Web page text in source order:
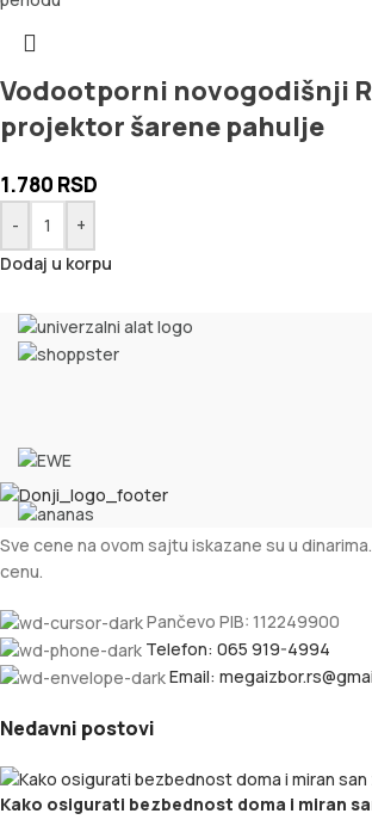
Vodootporni novogodišnji
projektor šarene pahulje
1.780 RSD
-
+
Dodaj u korpu
Sve cene na ovom sajtu iskazane su u
cenu.
Pančevo PIB: 112249900
Telefon: 065 919-4994
Email:
Nedavni postovi
Kako osigurati bezbednost doma i miran